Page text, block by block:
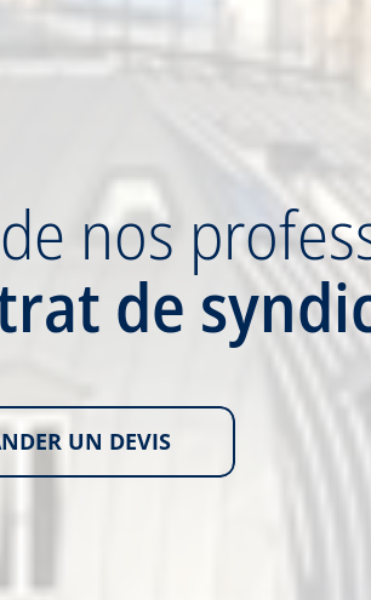
de nos
de
UN DEVIS